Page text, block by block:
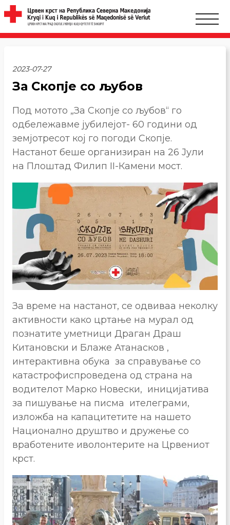
2023-07-27
За Скопје со љубов
Под мотото „За Скопје со љубов“ го
одбележавме јубилејот- 60 години од
земјотресот кој го погоди Скопје.
Настанот беше организиран на 26 Јули
на Плоштад Филип II-Камени мост.
За време на настанот, се одвиваа неколку
активности како цртање на мурал од
познатите уметници Драган Драш
Китановски и Блаже Атанасков ,
интерактивна обука за справување со
катастрофиспроведена од страна на
водителот Марко Новески, иницијатива
за пишување на писма ителеграми,
изложба на капацитетите на нашето
Нaционално друштво и дружење со
вработените иволонтерите на Црвениот
крст.